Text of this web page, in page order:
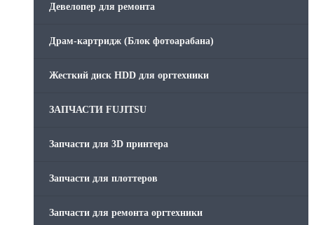
Девелопер для ремонта
Драм-картридж (Блок фотоарабана)
Жесткий диск HDD для оргтехники
ЗАПЧАСТИ FUJITSU
Запчасти для 3D принтера
Запчасти для плоттеров
Запчасти для ремонта оргтехники